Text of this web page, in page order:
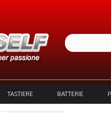
TASTIERE BATTERIE